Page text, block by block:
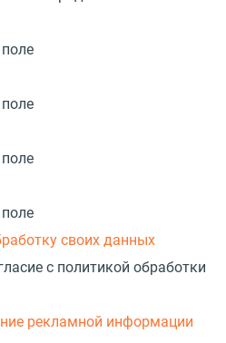
своих данных
с политикой обработки
рекламной информации